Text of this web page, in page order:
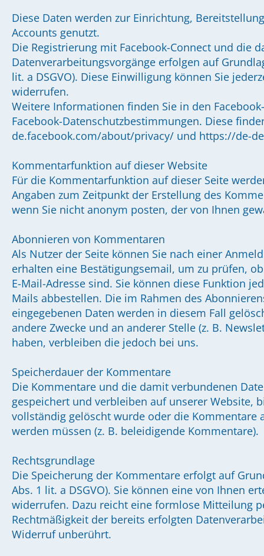
Diese Daten werden zur Einrichtung,
Accounts genutzt.
Die Registrierung mit Facebook-Connect und die
Datenverarbeitungsvorgänge erfolgen auf
lit. a DSGVO). Diese Einwilligung können Sie
widerrufen.
Weitere Informationen finden Sie in den
Facebook-Datenschutzbestimmungen. Diese
de.facebook.com/about/privacy/ und https://de-
Kommentarfunktion auf dieser Website
Für die Kommentarfunktion auf dieser Seite
Angaben zum Zeitpunkt der Erstellung des
wenn Sie nicht anonym posten, der von Ihnen
Abonnieren von Kommentaren
Als Nutzer der Seite können Sie nach einer
erhalten eine Bestätigungsemail, um zu prüfen,
E-Mail-Adresse sind. Sie können diese Funktion
Mails abbestellen. Die im Rahmen des
eingegebenen Daten werden in diesem Fall
andere Zwecke und an anderer Stelle (z. B.
haben, verbleiben die jedoch bei uns.
Speicherdauer der Kommentare
Die Kommentare und die damit verbundenen
gespeichert und verbleiben auf unserer Website,
vollständig gelöscht wurde oder die Kommentare
werden müssen (z. B. beleidigende Kommentare).
Rechtsgrundlage
Die Speicherung der Kommentare erfolgt auf
Abs. 1 lit. a DSGVO). Sie können eine von Ihnen
widerrufen. Dazu reicht eine formlose Mitteilung
Rechtmäßigkeit der bereits erfolgten
Widerruf unberührt.